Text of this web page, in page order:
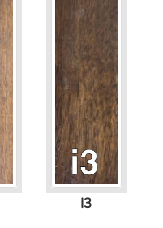
I3